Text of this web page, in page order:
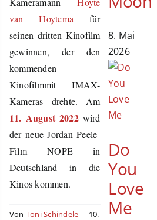
van Hoytema für
seinen dritten Kinofilm
gewinnen, der den
kommenden
Kinofilmmit IMAX-
Kameras drehte. Am
11. August 2022wird
der neue Jordan Peele-
Film NOPE in
Deutschland in die
Kinos kommen.
Von Toni Schindele | 10.
8. Mai
2026
Do
You
Love
Me